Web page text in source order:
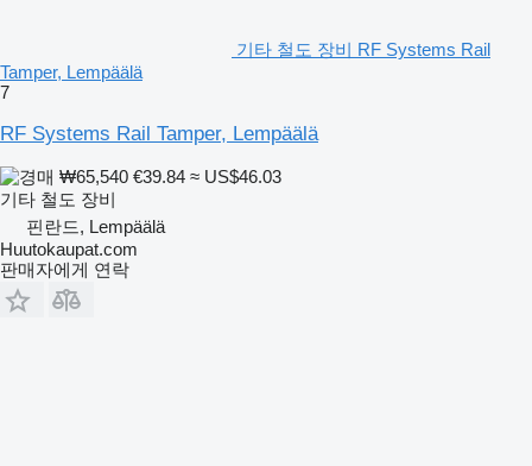
기타 철도 장비 RF Systems Rail
Tamper, Lempäälä
7
RF Systems Rail Tamper, Lempäälä
₩65,540 €39.84 ≈ US$46.03
기타 철도 장비
핀란드, Lempäälä
Huutokaupat.com
판매자에게 연락